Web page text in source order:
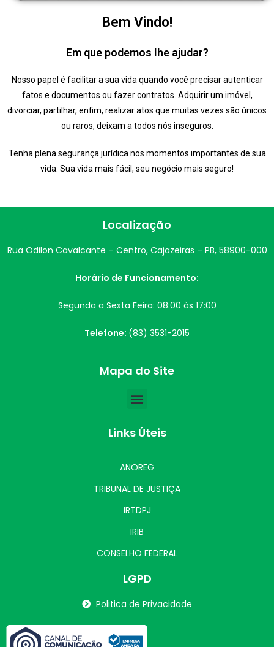
Bem Vindo!
Em que podemos lhe ajudar?
Nosso papel é facilitar a sua vida quando você precisar autenticar
fatos e documentos ou fazer contratos. Adquirir um imóvel,
divorciar, partilhar, enfim, realizar atos que muitas vezes são únicos
ou raros, deixam a todos nós inseguros.
Tenha plena segurança jurídica nos momentos importantes de sua
vida. Sua vida mais fácil, seu negócio mais seguro!
Localização
Rua Odilon Cavalcante – Centro, Cajazeiras – PB, 58900-000
Horário de Funcionamento:
Segunda a Sexta Feira: 08:00 às 17:00
Telefone: (83) 3531-2015
Mapa do Site
Links Úteis
ANOREG
TRIBUNAL DE JUSTIÇA
IRTDPJ
IRIB
CONSELHO FEDERAL
LGPD
Politica de Privacidade